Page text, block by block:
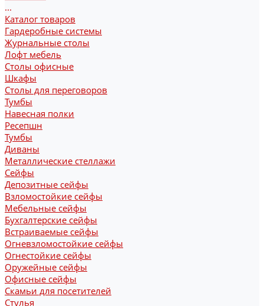
...
Каталог товаров
Гардеробные системы
Журнальные столы
Лофт мебель
Столы офисные
Шкафы
Столы для переговоров
Тумбы
Навесная полки
Ресепшн
Тумбы
Диваны
Металлические стеллажи
Сейфы
Депозитные сейфы
Взломостойкие сейфы
Мебельные сейфы
Бухгалтерские сейфы
Встраиваемые сейфы
Огневзломостойкие сейфы
Огнестойкие сейфы
Оружейные сейфы
Офисные сейфы
Скамьи для посетителей
Стулья